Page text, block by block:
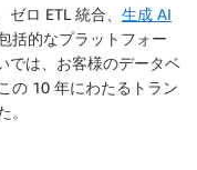
ロ ETL 統合、 生成 AI
括的なプラットフォー
では、お客様のデータベ
の 10 年にわたるトラン
。